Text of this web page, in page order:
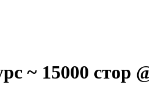
~ 15000 стор